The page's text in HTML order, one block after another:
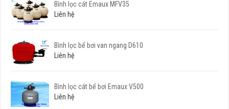
Bình lọc cát Emaux MFV35
Liên hệ
Bình lọc bể bơi van ngang D610
Liên hệ
Bình lọc cát bể bơi Emaux V500
Liên hệ